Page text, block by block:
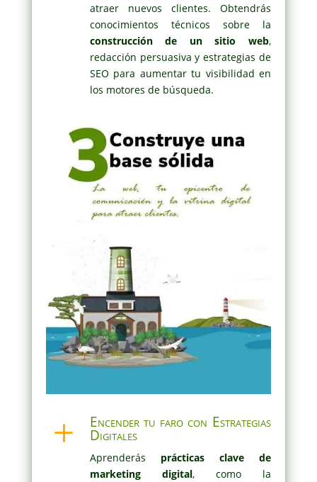
atraer nuevos clientes. Obtendrás
conocimientos técnicos sobre la
construcción de un sitio web,
redacción persuasiva y estrategias de
SEO para aumentar tu visibilidad en
los motores de búsqueda.
L Encender tu faro con Estrategias
Digitales
Aprenderás prácticas clave de
marketing digital, como la